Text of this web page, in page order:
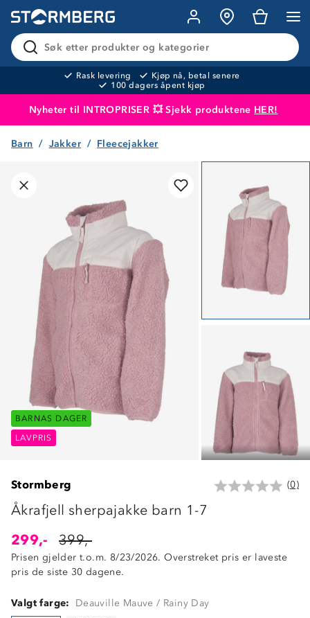
Søk etter produkter og kategorier
Rask levering
Kjøp nå, betal senere
100 dagers åpent kjøp
Nyheter til INTROPRISER 💥 Sjekk produktene HER!
Produktet er lagt i handlekurven
Barn Jakker Fleecejakker
BARNAS DAGER
LAVPRIS
BARNAS DAGER
LAVPRIS
BARNAS DAGER
LAVPRIS
Stormberg (0)
Åkrafjell sherpajakke barn 1-7
299,-
399,-
Prisen gjelder t.o.m. 8/23/2026. Overstreket pris er laveste
pris de siste 30 dagene.
Valgt farge: Deauville Mauve / Rainy Day